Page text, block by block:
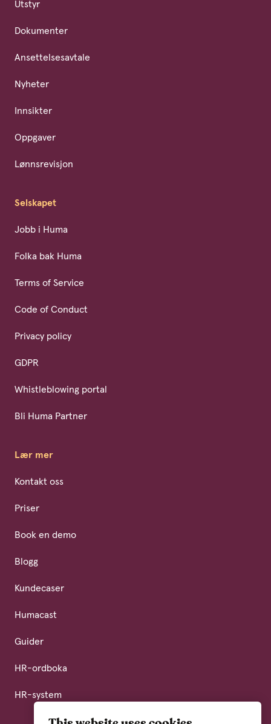
Utstyr
Dokumenter
Ansettelsesavtale
Nyheter
Innsikter
Oppgaver
Lønnsrevisjon
Selskapet
Jobb i Huma
Folka bak Huma
Terms of Service
Code of Conduct
Privacy policy
GDPR
Whistleblowing portal
Bli Huma Partner
Lær mer
Kontakt oss
Priser
Book en demo
Blogg
Kundecaser
Humacast
Guider
HR-ordboka
HR-system